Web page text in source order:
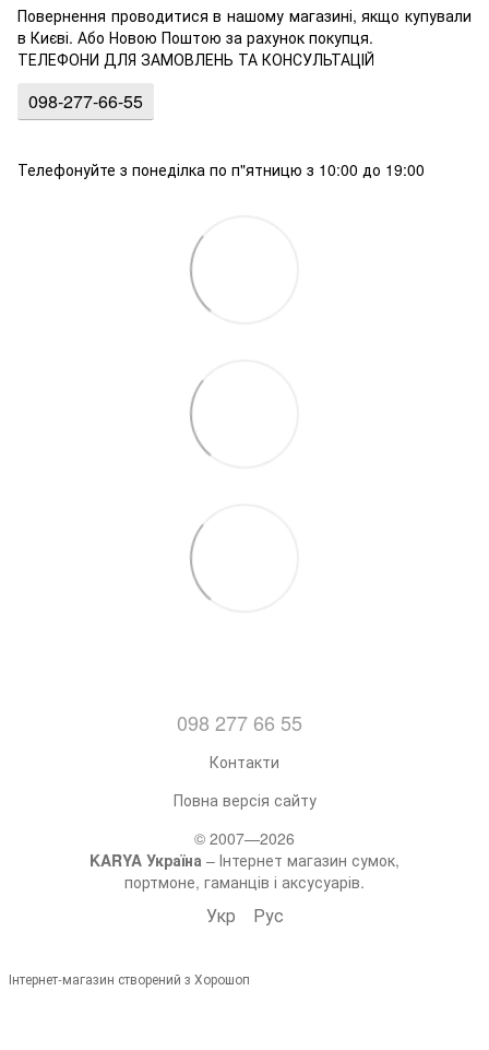
Повернення проводитися в нашому магазині, якщо купували
в Києві. Або Новою Поштою за рахунок покупця.
ТЕЛЕФОНИ ДЛЯ ЗАМОВЛЕНЬ ТА КОНСУЛЬТАЦІЙ
098-277-66-55
Телефонуйте з понеділка по п"ятницю з 10:00 до 19:00
098 277 66 55
Контакти
Повна версія сайту
© 2007—2026
KARYA Україна – Інтернет магазин сумок,
портмоне, гаманців і аксусуарів.
Укр Рус
Інтернет-магазин створений з Хорошоп